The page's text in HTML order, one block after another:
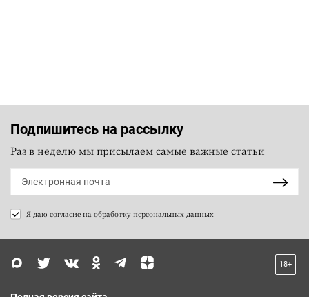
Подпишитесь на рассылку
Раз в неделю мы присылаем самые важные статьи
Я даю согласие на обработку персональных данных
18+